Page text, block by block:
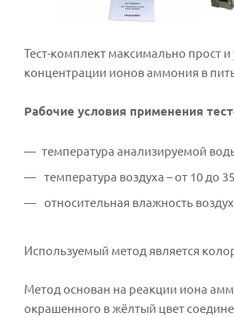
Тест-комплект максимально прост
концентрации ионов аммония в
Рабочие условия применения
температура анализируемой
температура воздуха – от 10 до
относительная влажность
Используемый метод является
Метод основан на реакции иона
окрашенного в жёлтый цвет